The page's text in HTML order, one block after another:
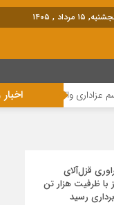
در روز عاشورای حسینی در
قزل‌آلای
با ظرفیت هزار تن
رسید